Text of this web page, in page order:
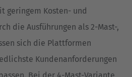
geringem Kosten- und
die Ausführungen als 2-Mast-,
sich die Plattformen
Kundenanforderungen